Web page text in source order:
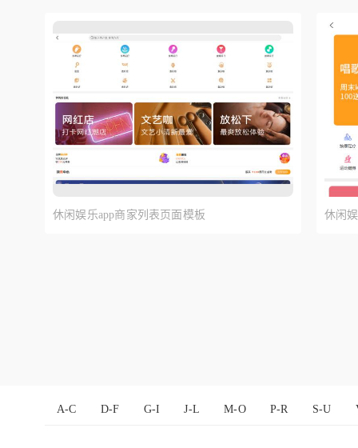
休闲娱乐app商家列表页面模板 休闲
A-C D-F G-I J-L M-O P-R S-U